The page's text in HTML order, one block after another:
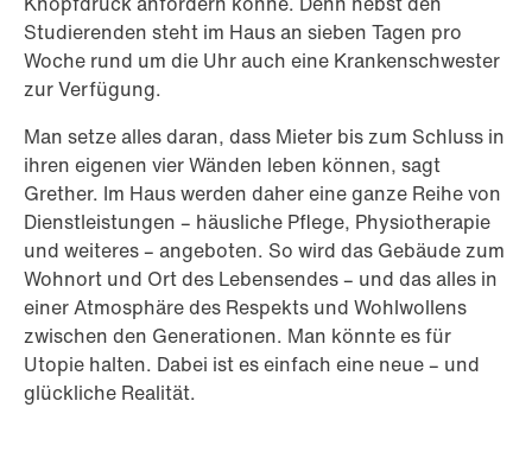
Studierenden steht im Haus an sieben Tagen pro
Woche rund um die Uhr auch eine Krankenschwester
zur Verfügung.
Man setze alles daran, dass Mieter bis zum Schluss in
ihren eigenen vier Wänden leben können, sagt
Grether. Im Haus werden daher eine ganze Reihe von
Dienstleistungen – häusliche Pflege, Physiotherapie
und weiteres – angeboten. So wird das Gebäude zum
Wohnort und Ort des Lebensendes – und das alles in
einer Atmosphäre des Respekts und Wohlwollens
zwischen den Generationen. Man könnte es für
Utopie halten. Dabei ist es einfach eine neue – und
glückliche Realität.